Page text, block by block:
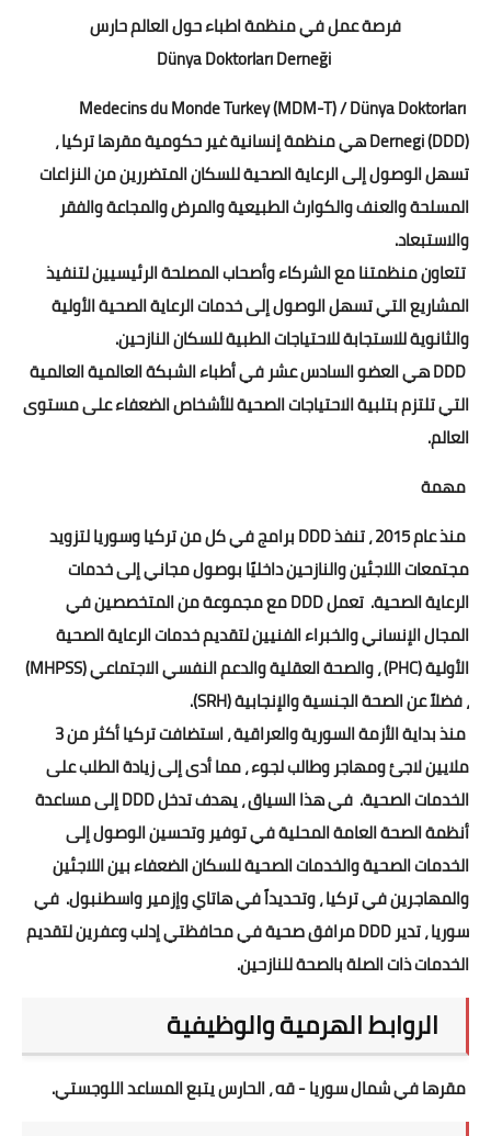
فرصة عمل في منظمة اطباء حول العالم حارس
Medecins du Monde Turkey (MDM-T) / Dünya Doktorları
Dernegi (DDD) هي منظمة إنسانية غير حكومية مقرها تركيا ،
تسهل الوصول إلى الرعاية الصحية للسكان المتضررين من النزاعات
المسلحة والعنف والكوارث الطبيعية والمرض والمجاعة والفقر
والاستبعاد.
تتعاون منظمتنا مع الشركاء وأصحاب المصلحة الرئيسيين لتنفيذ
المشاريع التي تسهل الوصول إلى خدمات الرعاية الصحية الأولية
والثانوية للاستجابة للاحتياجات الطبية للسكان النازحين.
DDD هي العضو السادس عشر في أطباء الشبكة العالمية العالمية
التي تلتزم بتلبية الاحتياجات الصحية للأشخاص الضعفاء على مستوى
العالم.
مهمة
منذ عام 2015 ، تنفذ DDD برامج في كل من تركيا وسوريا لتزويد
مجتمعات اللاجئين والنازحين داخليًا بوصول مجاني إلى خدمات
الرعاية الصحية. تعمل DDD مع مجموعة من المتخصصين في
المجال الإنساني والخبراء الفنيين لتقديم خدمات الرعاية الصحية
الأولية (PHC) ، والصحة العقلية والدعم النفسي الاجتماعي (MHPSS)
، فضلاً عن الصحة الجنسية والإنجابية (SRH).
منذ بداية الأزمة السورية والعراقية ، استضافت تركيا أكثر من 3
ملايين لاجئ ومهاجر وطالب لجوء ، مما أدى إلى زيادة الطلب على
الخدمات الصحية. في هذا السياق ، يهدف تدخل DDD إلى مساعدة
أنظمة الصحة العامة المحلية في توفير وتحسين الوصول إلى
الخدمات الصحية والخدمات الصحية للسكان الضعفاء بين اللاجئين
والمهاجرين في تركيا ، وتحديداً في هاتاي وإزمير واسطنبول. في
سوريا ، تدير DDD مرافق صحية في محافظتي إدلب وعفرين لتقديم
الخدمات ذات الصلة بالصحة للنازحين.
الروابط الهرمية والوظيفية
مقرها في شمال سوريا - قه ، الحارس يتبع المساعد اللوجستي.